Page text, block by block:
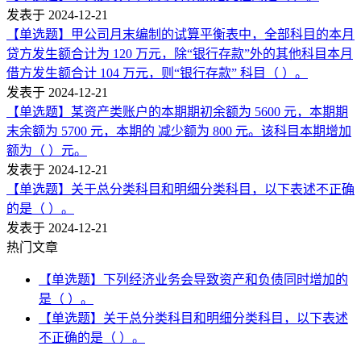
发表于 2024-12-21
【单选题】甲公司月末编制的试算平衡表中，全部科目的本月
贷方发生额合计为 120 万元，除“银行存款”外的其他科目本月
借方发生额合计 104 万元，则“银行存款” 科目（ ）。
发表于 2024-12-21
【单选题】某资产类账户的本期期初余额为 5600 元，本期期
末余额为 5700 元，本期的 减少额为 800 元。该科目本期增加
额为（ ）元。
发表于 2024-12-21
【单选题】关于总分类科目和明细分类科目，以下表述不正确
的是（ ）。
发表于 2024-12-21
热门文章
【单选题】下列经济业务会导致资产和负债同时增加的
是（ ）。
【单选题】关于总分类科目和明细分类科目，以下表述
不正确的是（ ）。